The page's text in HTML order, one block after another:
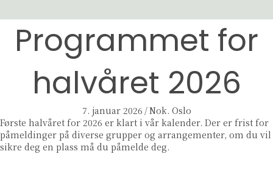
Programmet for
halvåret 2026
7. januar 2026 /Nok. Oslo
Første halvåret for 2026 er klart i vår kalender. Der er frist for
påmeldinger på diverse grupper og arrangementer, om du vil
sikre deg en plass må du påmelde deg.